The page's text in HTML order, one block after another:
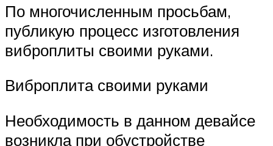
По многочисленным просьбам,
публикую процесс изготовления
виброплиты своими руками.
Виброплита своими руками
Необходимость в данном девайсе
возникла при обустройстве